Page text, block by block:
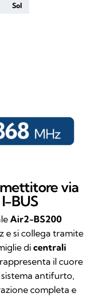
Sol
via
BUS
Air2-BS200
e si collega tramite
di centrali
il cuore
antifurto,
completa e